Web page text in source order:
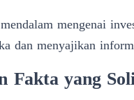
mengenai
dan menyajikan
Fakta yang